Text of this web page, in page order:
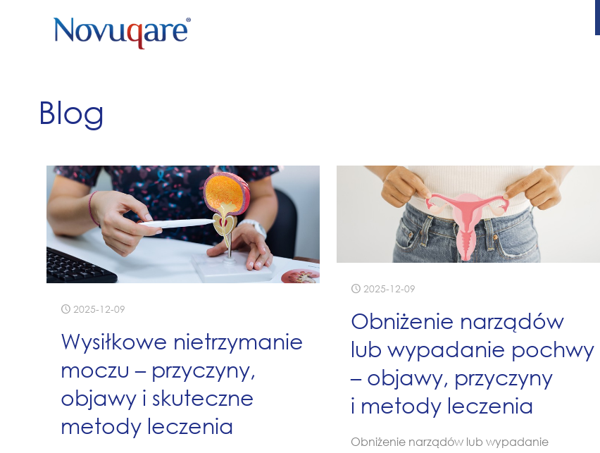
Blog
2025-12-09
Wysiłkowe nietrzymanie
moczu – przyczyny,
objawy i skuteczne
metody leczenia
2025-12-09
Obniżenie narządów
lub wypadanie pochwy
– objawy, przyczyny
i metody leczenia
Obniżenie narządów lub wypadanie